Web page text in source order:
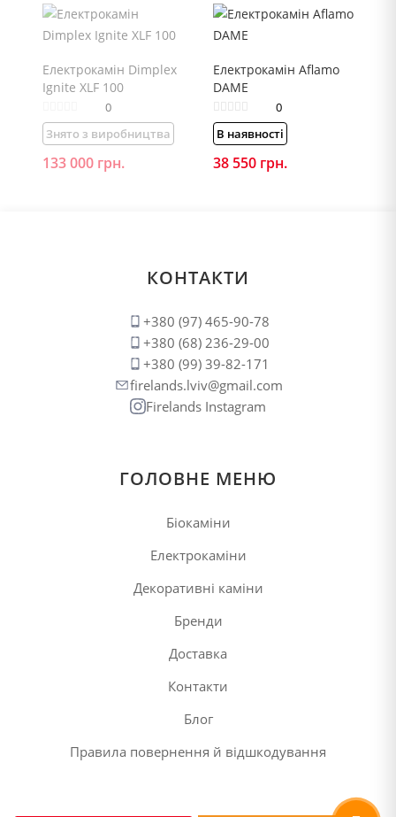
Електрокамін Dimplex
Ignite XLF 100
0
Знято з виробництва
133 000 грн.
Електрокамін Aflamo
DAME
0
В наявності
38 550 грн.
КОНТАКТИ
+380 (97) 465-90-78
+380 (68) 236-29-00
+380 (99) 39-82-171
firelands.lviv@gmail.com
Firelands Instagram
ГОЛОВНЕ МЕНЮ
Біокаміни
Електрокаміни
Декоративні каміни
Бренди
Доставка
Контакти
Блог
Правила повернення й відшкодування